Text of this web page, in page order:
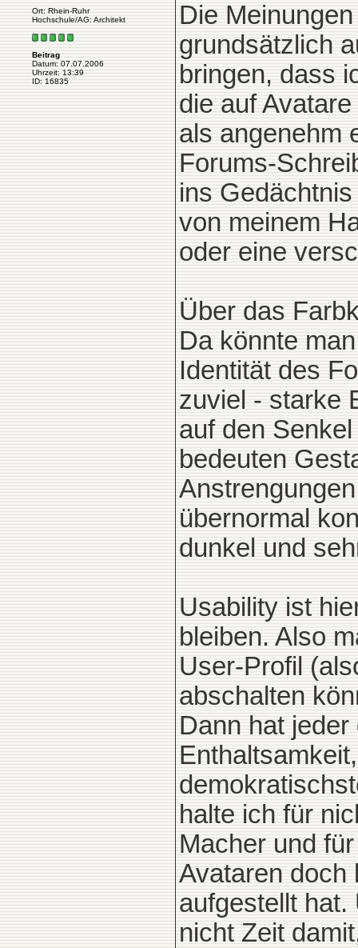
Ort: Rhein-Ruhr
Hochschule/AG: Architekt
Beitrag
Datum: 07.07.2006
Uhrzeit: 13:39
ID: 16835
Die
grundsätzlich
bringen, dass
die auf
als angenehm
Forums-
ins
von meinem
oder eine
Über das
Da könnte
Identität des
zuviel - starke
auf den
bedeuten
übernormal
dunkel und
Usability ist
bleiben. Also
User-Profil
abschalten
Dann hat
halte ich für
Macher und
Avataren doch
aufgestellt hat.
nicht Zeit